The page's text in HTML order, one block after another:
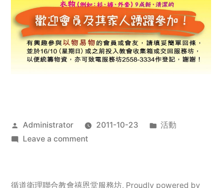
Posted
by
Administrator 2011-10-23
Posted
活動
Leave a commenton
服
循道衛理聯合教會禧恩堂服務坊, Proudly powered by